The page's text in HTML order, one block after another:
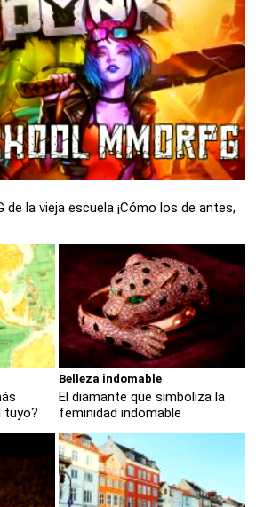
de la vieja escuela ¡Cómo los de antes,
tuyo?
Belleza indomable
El diamante que simboliza la
feminidad indomable